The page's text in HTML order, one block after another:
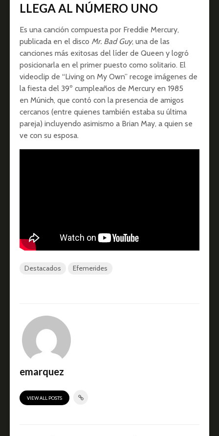
LLEGA AL NÚMERO UNO
Es una canción compuesta por Freddie Mercury,
publicada en el disco Mr. Bad Guy, una de las
canciones más exitosas del líder de Queen y logró
posicionarla en el primer puesto como solitario. El
videoclip de “Living on My Own” recoge imágenes de
la fiesta del 39º cumpleaños de Mercury en 1985
en Múnich, que contó con la presencia de amigos
cercanos (entre quienes también estaba su última
pareja) incluyendo asimismo a Brian May, a quien se
ve con su esposa.
Destacados Efemerides
emarquez
VIEW ALL POSTS